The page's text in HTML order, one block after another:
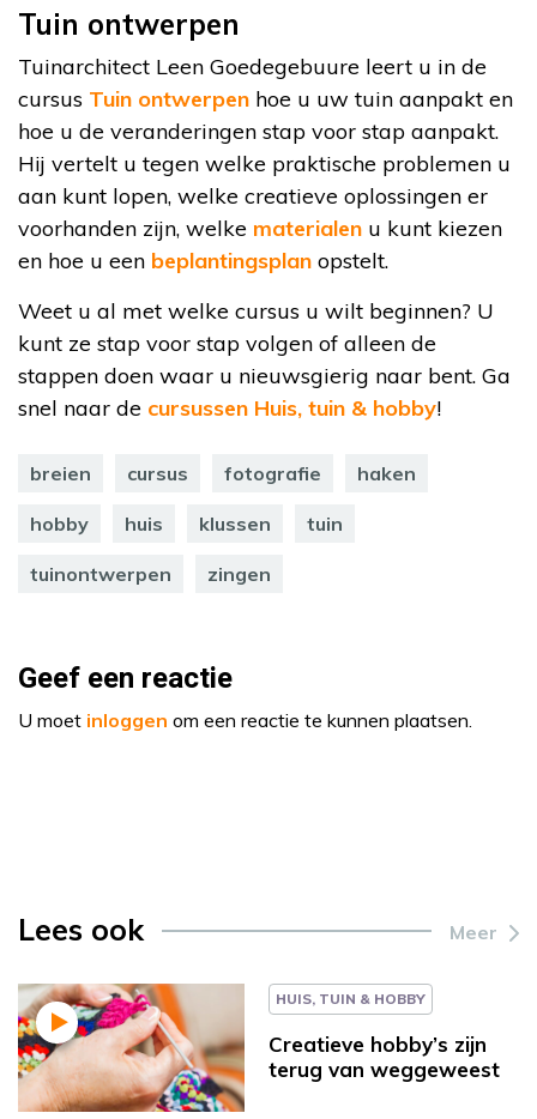
Tuin ontwerpen
Tuinarchitect Leen Goedegebuure leert u in de
cursus Tuin ontwerpen hoe u uw tuin aanpakt en
hoe u de veranderingen stap voor stap aanpakt.
Hij vertelt u tegen welke praktische problemen u
aan kunt lopen, welke creatieve oplossingen er
voorhanden zijn, welke materialen u kunt kiezen
en hoe u een beplantingsplan opstelt.
Weet u al met welke cursus u wilt beginnen? U
kunt ze stap voor stap volgen of alleen de
stappen doen waar u nieuwsgierig naar bent. Ga
snel naar de cursussen Huis, tuin & hobby!
breien cursus fotografie haken
hobby huis klussen tuin
tuinontwerpen zingen
Geef een reactie
U moet inloggen om een reactie te kunnen plaatsen.
Lees ook Meer
HUIS, TUIN & HOBBY
Creatieve hobby’s zijn
terug van weggeweest